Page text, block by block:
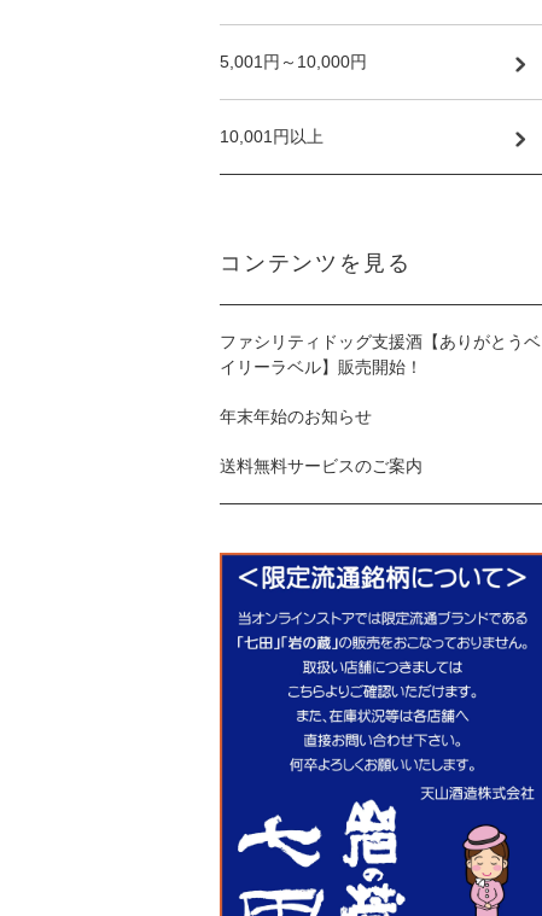
5,001円～10,000円
10,001円以上
コンテンツを見る
ファシリティドッグ支援酒【ありがとうベ
イリーラベル】販売開始！
年末年始のお知らせ
送料無料サービスのご案内